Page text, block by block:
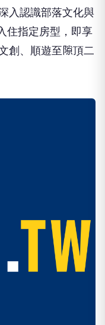
入認識部落文化與
住指定房型，即享
創、順遊至隙頂二